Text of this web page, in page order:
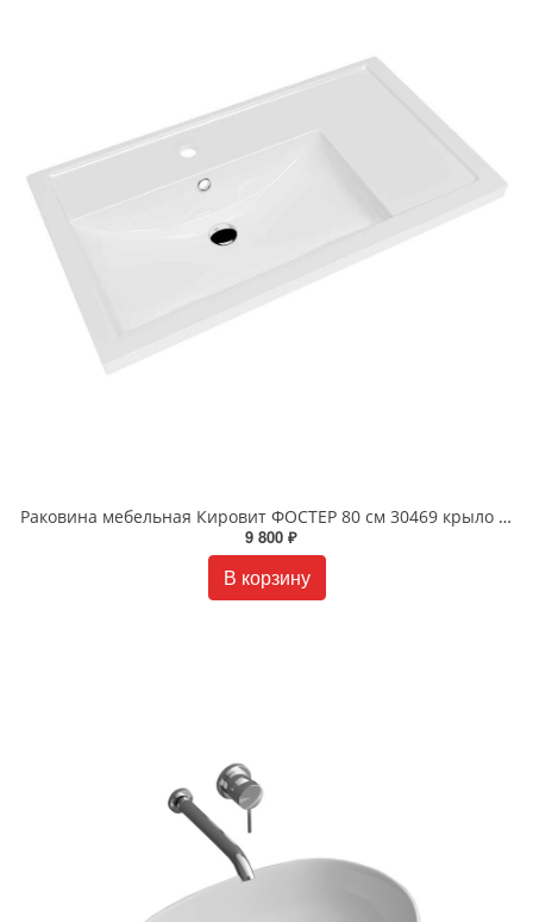
Раковина мебельная Кировит ФОСТЕР 80 см 30469 крыло справа
9 800 ₽
В корзину